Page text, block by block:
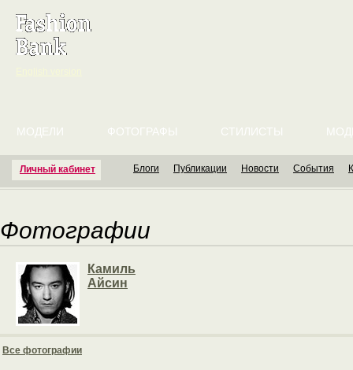
Личный кабинет
МОДЕЛИ ФОТОГРАФЫ СТИЛИСТЫ
Блоги Публикации Новости События
Фотографии
Камиль
Айсин
Все фотографии